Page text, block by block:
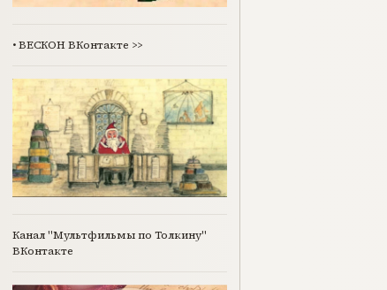
•ВЕСКОН ВКонтакте >>
Канал "Мультфильмы по Толкину"
ВКонтакте